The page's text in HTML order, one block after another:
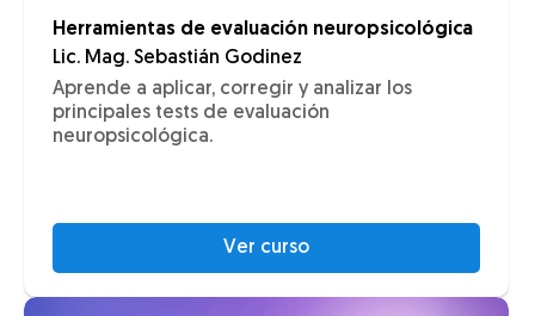
Herramientas de evaluación neuropsicológica
Lic. Mag. Sebastián Godinez
Aprende a aplicar, corregir y analizar los
principales tests de evaluación
neuropsicológica.
Ver curso